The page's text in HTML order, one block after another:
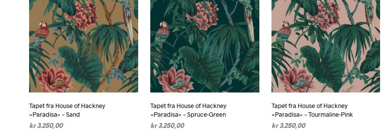
Tapet fra House of Hackney
«Paradisa» – Sand
kr3.250,00
Tapet fra House of Hackney
«Paradisa» – Spruce-Green
kr3.250,00
Tapet fra House of Hackney
«Paradisa» – Tourmaline-Pink
kr3.250,00